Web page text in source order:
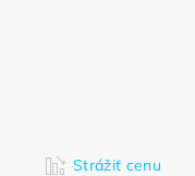
Strážiť cenu